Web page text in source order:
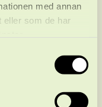
med annan
eller som de har